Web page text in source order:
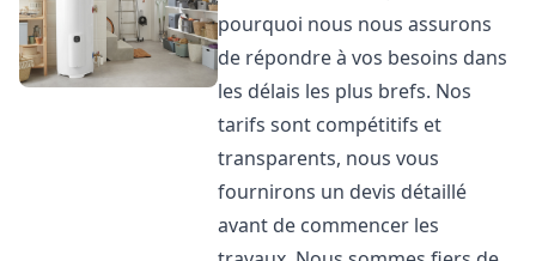
pourquoi nous nous assurons
de répondre à vos besoins dans
les délais les plus brefs. Nos
tarifs sont compétitifs et
transparents, nous vous
fournirons un devis détaillé
avant de commencer les